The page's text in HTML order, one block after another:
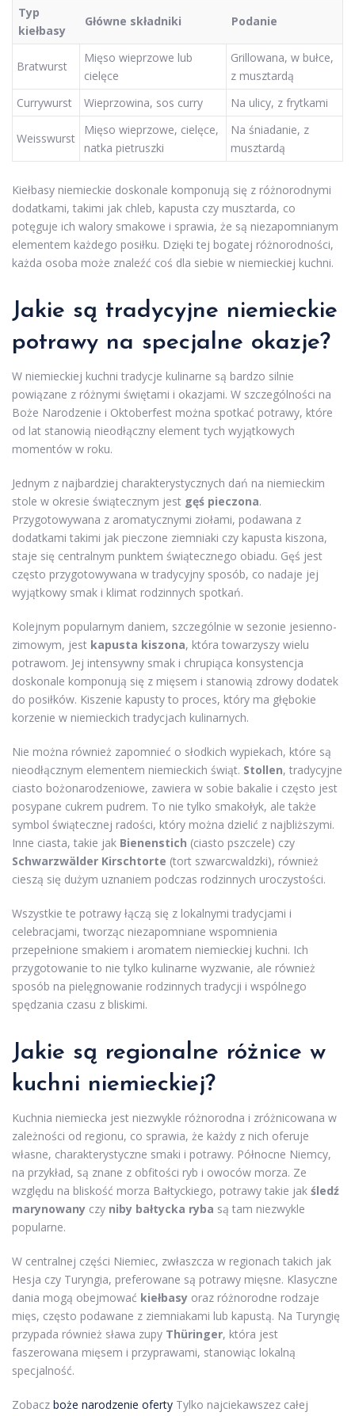
Typ
kiełbasy
Główne składniki Podanie
Bratwurst
Mięso wieprzowe lub
cielęce
Grillowana, w bułce,
z musztardą
Currywurst
Wieprzowina, sos curry Na ulicy, z frytkami
Weisswurst
Mięso wieprzowe, cielęce,
natka pietruszki
Na śniadanie, z
musztardą
Kiełbasy niemieckie doskonale komponują się z różnorodnymi
dodatkami, takimi jak chleb, kapusta czy musztarda, co
potęguje ich walory smakowe i sprawia, że są niezapomnianym
elementem każdego posiłku. Dzięki tej bogatej różnorodności,
każda osoba może znaleźć coś dla siebie w niemieckiej kuchni.
Jakie są tradycyjne niemieckie
potrawy na specjalne okazje?
W niemieckiej kuchni tradycje kulinarne są bardzo silnie
powiązane z różnymi świętami i okazjami. W szczególności na
Boże Narodzenie i Oktoberfest można spotkać potrawy, które
od lat stanowią nieodłączny element tych wyjątkowych
momentów w roku.
Jednym z najbardziej charakterystycznych dań na niemieckim
stole w okresie świątecznym jest gęś pieczona.
Przygotowywana z aromatycznymi ziołami, podawana z
dodatkami takimi jak pieczone ziemniaki czy kapusta kiszona,
staje się centralnym punktem świątecznego obiadu. Gęś jest
często przygotowywana w tradycyjny sposób, co nadaje jej
wyjątkowy smak i klimat rodzinnych spotkań.
Kolejnym popularnym daniem, szczególnie w sezonie jesienno-
zimowym, jest kapusta kiszona, która towarzyszy wielu
potrawom. Jej intensywny smak i chrupiąca konsystencja
doskonale komponują się z mięsem i stanowią zdrowy dodatek
do posiłków. Kiszenie kapusty to proces, który ma głębokie
korzenie w niemieckich tradycjach kulinarnych.
Nie można również zapomnieć o słodkich wypiekach, które są
nieodłącznym elementem niemieckich świąt. Stollen, tradycyjne
ciasto bożonarodzeniowe, zawiera w sobie bakalie i często jest
posypane cukrem pudrem. To nie tylko smakołyk, ale także
symbol świątecznej radości, który można dzielić z najbliższymi.
Inne ciasta, takie jak Bienenstich (ciasto pszczele) czy
Schwarzwälder Kirschtorte (tort szwarcwaldzki), również
cieszą się dużym uznaniem podczas rodzinnych uroczystości.
Wszystkie te potrawy łączą się z lokalnymi tradycjami i
celebracjami, tworząc niezapomniane wspomnienia
przepełnione smakiem i aromatem niemieckiej kuchni. Ich
przygotowanie to nie tylko kulinarne wyzwanie, ale również
sposób na pielęgnowanie rodzinnych tradycji i wspólnego
spędzania czasu z bliskimi.
Jakie są regionalne różnice w
kuchni niemieckiej?
Kuchnia niemiecka jest niezwykle różnorodna i zróżnicowana w
zależności od regionu, co sprawia, że każdy z nich oferuje
własne, charakterystyczne smaki i potrawy. Północne Niemcy,
na przykład, są znane z obfitości ryb i owoców morza. Ze
względu na bliskość morza Bałtyckiego, potrawy takie jak śledź
marynowany czy niby bałtycka ryba są tam niezwykle
popularne.
W centralnej części Niemiec, zwłaszcza w regionach takich jak
Hesja czy Turyngia, preferowane są potrawy mięsne. Klasyczne
dania mogą obejmować kiełbasy oraz różnorodne rodzaje
mięs, często podawane z ziemniakami lub kapustą. Na Turyngię
przypada również sława zupy Thüringer, która jest
faszerowana mięsem i przyprawami, stanowiąc lokalną
specjalność.
Zobacz boże narodzenie oferty Tylko najciekawszez całej